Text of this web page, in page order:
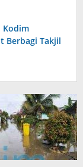
Kodim
Berbagi Takjil